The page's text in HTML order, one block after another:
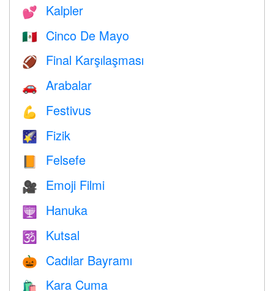
💕 Kalpler
🇲🇽 Cinco De Mayo
🏈 Final Karşılaşması
🚗 Arabalar
💪 Festivus
🌠 Fizik
📙 Felsefe
🎥 Emoji Filmi
🕎 Hanuka
🕉 Kutsal
🎃 Cadılar Bayramı
🛍 Kara Cuma